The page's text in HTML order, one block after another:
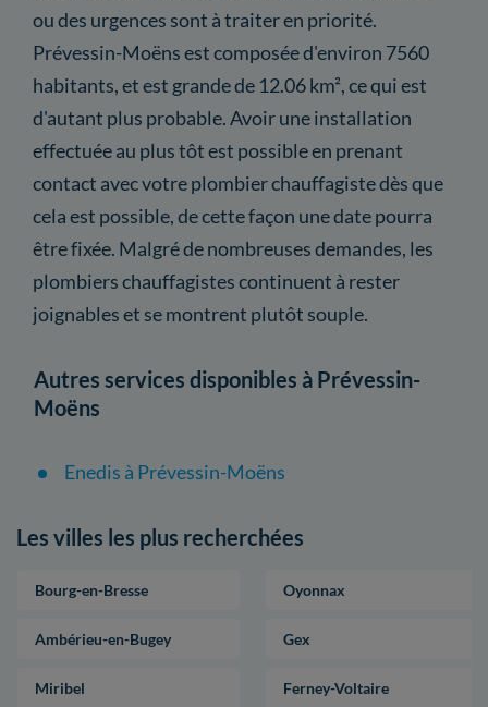
ou des urgences sont à traiter en priorité.
Prévessin-Moëns est composée d'environ 7560
habitants, et est grande de 12.06 km², ce qui est
d'autant plus probable. Avoir une installation
effectuée au plus tôt est possible en prenant
contact avec votre plombier chauffagiste dès que
cela est possible, de cette façon une date pourra
être fixée. Malgré de nombreuses demandes, les
plombiers chauffagistes continuent à rester
joignables et se montrent plutôt souple.
Autres services disponibles à Prévessin-
Moëns
Enedis à Prévessin-Moëns
Les villes les plus recherchées
Bourg-en-Bresse Oyonnax
Ambérieu-en-Bugey Gex
Miribel Ferney-Voltaire